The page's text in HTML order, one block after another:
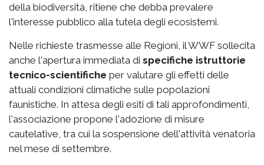
della biodiversità, ritiene che debba prevalere
l'interesse pubblico alla tutela degli ecosistemi.
Nelle richieste trasmesse alle Regioni, il WWF sollecita
anche l'apertura immediata di specifiche istruttorie
tecnico-scientifiche per valutare gli effetti delle
attuali condizioni climatiche sulle popolazioni
faunistiche. In attesa degli esiti di tali approfondimenti,
l'associazione propone l'adozione di misure
cautelative, tra cui la sospensione dell'attività venatoria
nel mese di settembre.